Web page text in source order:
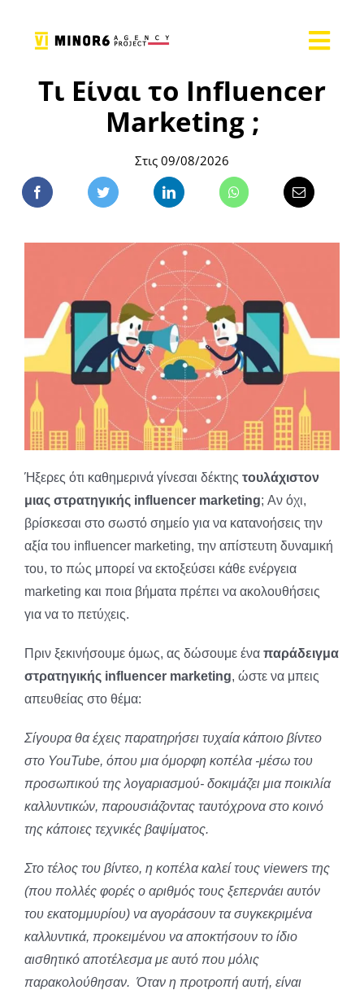
Τι Είναι το Influencer
Marketing ;
Στις 09/08/2026
Ήξερες ότι καθημερινά γίνεσαι δέκτης τουλάχιστον
μιας στρατηγικής influencer marketing; Αν όχι,
βρίσκεσαι στο σωστό σημείο για να κατανοήσεις την
αξία του influencer marketing, την απίστευτη δυναμική
του, το πώς μπορεί να εκτοξεύσει κάθε ενέργεια
marketing και ποια βήματα πρέπει να ακολουθήσεις
για να το πετύχεις.
Πριν ξεκινήσουμε όμως, ας δώσουμε ένα παράδειγμα
στρατηγικής influencer marketing, ώστε να μπεις
απευθείας στο θέμα:
Σίγουρα θα έχεις παρατηρήσει τυχαία κάποιο βίντεο
στο YouTube, όπου μια όμορφη κοπέλα -μέσω του
προσωπικού της λογαριασμού- δοκιμάζει μια ποικιλία
καλλυντικών, παρουσιάζοντας ταυτόχρονα στο κοινό
της κάποιες τεχνικές βαψίματος.
Στο τέλος του βίντεο, η κοπέλα καλεί τους viewers της
(που πολλές φορές ο αριθμός τους ξεπερνάει αυτόν
του εκατομμυρίου) να αγοράσουν τα συγκεκριμένα
καλλυντικά, προκειμένου να αποκτήσουν το ίδιο
αισθητικό αποτέλεσμα με αυτό που μόλις
παρακολούθησαν. Όταν η προτροπή αυτή, είναι